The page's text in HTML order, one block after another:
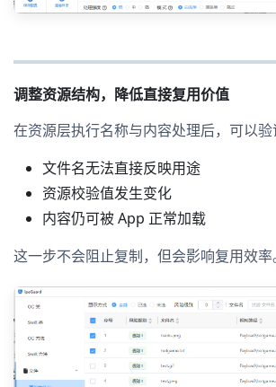
调整资源结构，降低直接复用价值
在资源层执行名称与内容处理后，可以验
文件名无法直接反映用途
资源校验值发生变化
内容仍可被 App 正常加载
这一步不会阻止复制，但会影响复用效率